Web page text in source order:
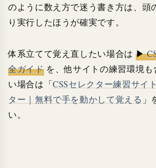
のように数え方で迷う書き方は、頭
り実行したほうが確実です。
体系立てて覚え直したい場合は ▶
全ガイドを、他サイトの練習環境も
い場合は「CSSセレクター練習サイ
ター｜無料で手を動かして覚える 」
い。